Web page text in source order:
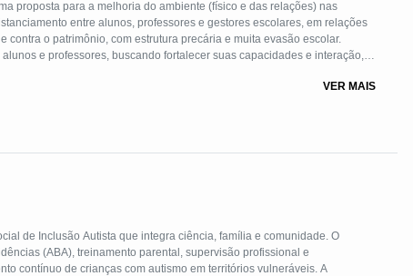
proposta para a melhoria do ambiente (físico e das relações) nas
entre alunos, professores e gestores escolares, em relações
contra o patrimônio, com estrutura precária e muita evasão escolar.
de ações concretas.
VER MAIS
de Inclusão Autista que integra ciência, família e comunidade. O
(ABA), treinamento parental, supervisão profissional e
contínuo de crianças com autismo em territórios vulneráveis. A